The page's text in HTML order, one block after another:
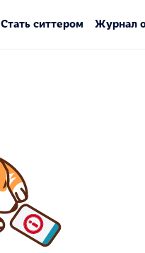
Стать ситтером Журнал